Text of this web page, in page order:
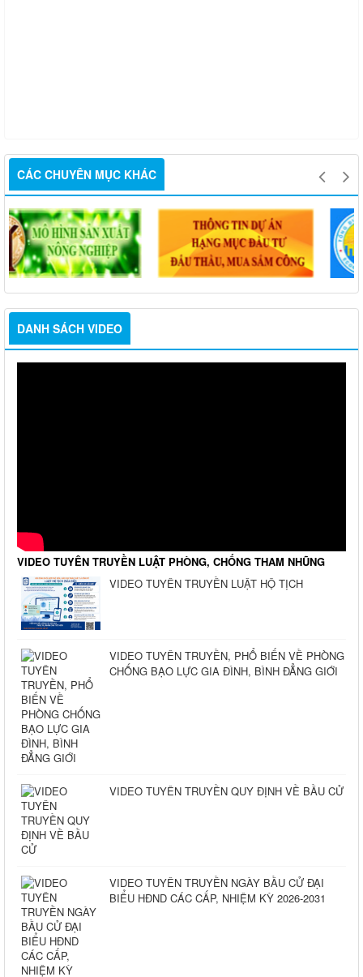
CÁC CHUYÊN MỤC KHÁC
DANH SÁCH VIDEO
VIDEO TUYÊN TRUYỀN LUẬT PHÒNG, CHỐNG THAM NHŨNG
VIDEO TUYÊN TRUYỀN LUẬT HỘ TỊCH
VIDEO TUYÊN TRUYỀN, PHỔ BIẾN VỀ PHÒNG
CHỐNG BẠO LỰC GIA ĐÌNH, BÌNH ĐẲNG GIỚI
VIDEO TUYÊN TRUYỀN QUY ĐỊNH VỀ BẦU CỬ
VIDEO TUYÊN TRUYỀN NGÀY BẦU CỬ ĐẠI
BIỂU HĐND CÁC CẤP, NHIỆM KỲ 2026-2031